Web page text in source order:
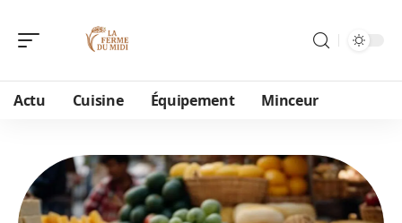
Actu Cuisine Équipement Minceur